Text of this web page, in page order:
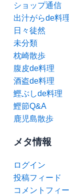
ショップ通信
出汁がらde料
日々徒然
未分類
枕崎散歩
腹皮de料理
酒盗de料理
鰹ぶしde料理
鰹節Q&A
鹿児島散歩
メタ情報
ログイン
投稿フィード
コメントフィ